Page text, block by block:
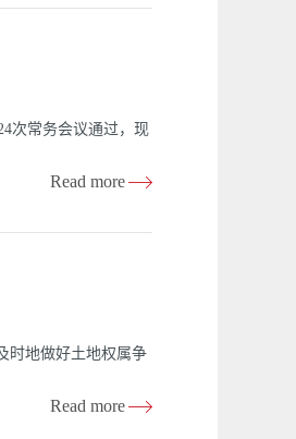
作。第四条 本市
体所有土地的单位
最低保护标准制
括土地补偿费和安
次常务会议通过，现
农村工作等部门应
安置工作实施监督
则，征地补偿费由
和个人不得侵占、
Read more
时地做好土地权属争
Read more